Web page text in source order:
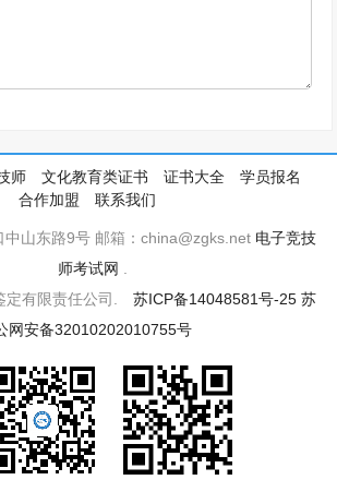
师 文化教育类证书 证书大全
学员报名
合作加盟
联系我们
中山东路9号 邮箱：china@zgks.net 电子竞技
师考试网
定有限责任公司. 苏ICP备14048581号-25 苏
网安备32010202010755号